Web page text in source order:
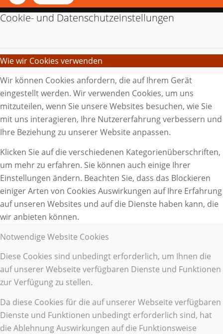
Cookie- und Datenschutzeinstellungen
Wie wir Cookies verwenden
Wir können Cookies anfordern, die auf Ihrem Gerät
eingestellt werden. Wir verwenden Cookies, um uns
mitzuteilen, wenn Sie unsere Websites besuchen, wie Sie
mit uns interagieren, Ihre Nutzererfahrung verbessern und
Ihre Beziehung zu unserer Website anpassen.
Klicken Sie auf die verschiedenen Kategorienüberschriften,
um mehr zu erfahren. Sie können auch einige Ihrer
Einstellungen ändern. Beachten Sie, dass das Blockieren
einiger Arten von Cookies Auswirkungen auf Ihre Erfahrung
auf unseren Websites und auf die Dienste haben kann, die
wir anbieten können.
Notwendige Website Cookies
Diese Cookies sind unbedingt erforderlich, um Ihnen die
auf unserer Webseite verfügbaren Dienste und Funktionen
zur Verfügung zu stellen.
Da diese Cookies für die auf unserer Webseite verfügbaren
Dienste und Funktionen unbedingt erforderlich sind, hat
die Ablehnung Auswirkungen auf die Funktionsweise